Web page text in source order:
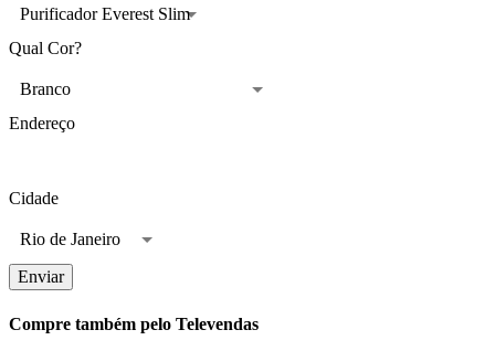
Qual Cor?
Endereço
Cidade
Enviar
Compre também pelo Televendas